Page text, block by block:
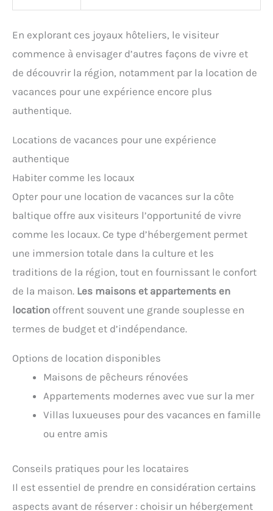
En explorant ces joyaux hôteliers, le visiteur
commence à envisager d’autres façons de vivre et
de découvrir la région, notamment par la location de
vacances pour une expérience encore plus
authentique.
Locations de vacances pour une expérience
authentique
Habiter comme les locaux
Opter pour une location de vacances sur la côte
baltique offre aux visiteurs l’opportunité de vivre
comme les locaux. Ce type d’hébergement permet
une immersion totale dans la culture et les
traditions de la région, tout en fournissant le confort
de la maison. Les maisons et appartements en
location offrent souvent une grande souplesse en
termes de budget et d’indépendance.
Options de location disponibles
Maisons de pêcheurs rénovées
Appartements modernes avec vue sur la mer
Villas luxueuses pour des vacances en famille
ou entre amis
Conseils pratiques pour les locataires
Il est essentiel de prendre en considération certains
aspects avant de réserver : choisir un hébergement